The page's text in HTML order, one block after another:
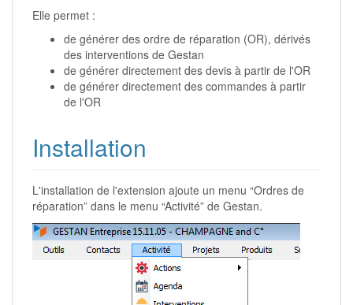
Elle permet :
de générer des ordre de réparation (OR), dérivés
des interventions de Gestan
de générer directement des devis à partir de l'OR
de générer directement des commandes à partir
de l'OR
Installation
L'installation de l'extension ajoute un menu “Ordres de
réparation” dans le menu “Activité” de Gestan.